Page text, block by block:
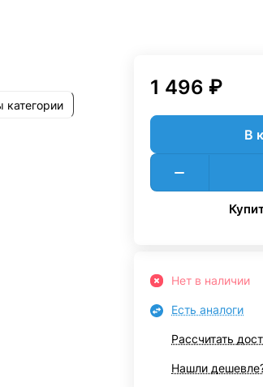
категории
1 496 ₽
В
Нет в наличии
Есть аналоги
Рассчитать
Нашли